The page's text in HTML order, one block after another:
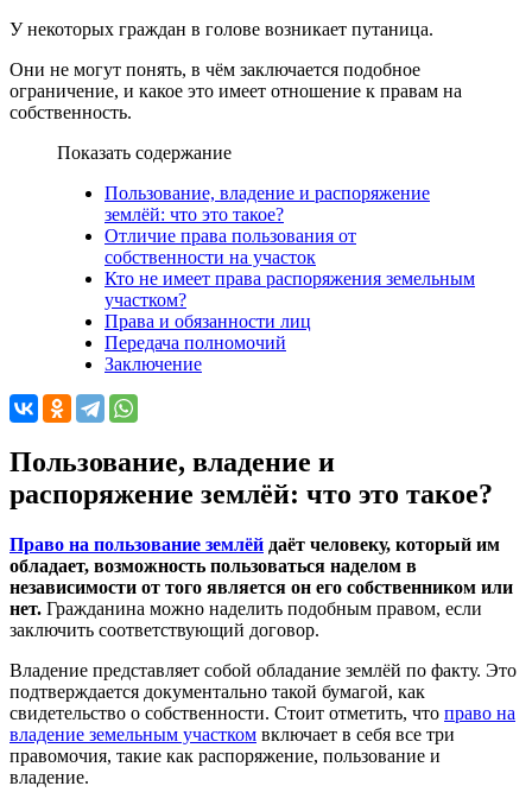
У некоторых граждан в голове возникает путаница.
Они не могут понять, в чём заключается подобное
ограничение, и какое это имеет отношение к правам на
собственность.
Показать содержание
Пользование, владение и распоряжение
землёй: что это такое?
Отличие права пользования от
собственности на участок
Кто не имеет права распоряжения земельным
участком?
Права и обязанности лиц
Передача полномочий
Заключение
Пользование, владение и
распоряжение землёй: что это такое?
Право на пользование землёй даёт человеку, который им
обладает, возможность пользоваться наделом в
независимости от того является он его собственником или
нет. Гражданина можно наделить подобным правом, если
заключить соответствующий договор.
Владение представляет собой обладание землёй по факту. Это
подтверждается документально такой бумагой, как
свидетельство о собственности. Стоит отметить, что право на
владение земельным участком включает в себя все три
правомочия, такие как распоряжение, пользование и
владение.